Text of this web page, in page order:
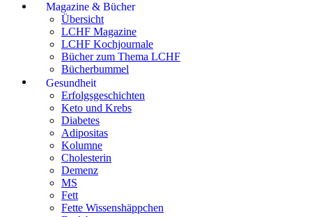
Magazine & Bücher
Übersicht
LCHF Magazine
LCHF Kochjournale
Bücher zum Thema LCHF
Bücherbummel
Gesundheit
Erfolgsgeschichten
Keto und Krebs
Diabetes
Adipositas
Kolumne
Cholesterin
Demenz
MS
Fett
Fette Wissenshäppchen